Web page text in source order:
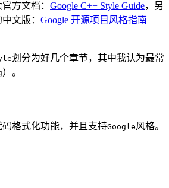
方文档： Google C++ Style Guide，另
文版： Google 开源项目风格指南—
划分为好几个章节，其中我认为最常
）。
码格式化功能，并且支持Google风格。